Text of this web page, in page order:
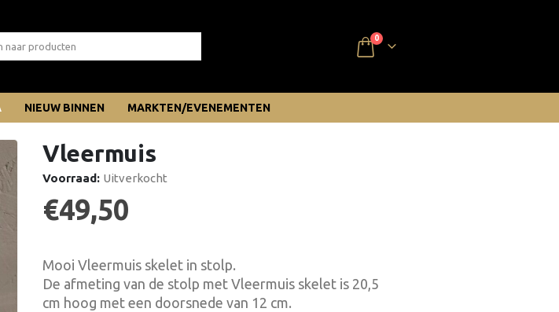
0
NIEUW BINNEN MARKTEN/EVENEMENTEN
Vleermuis
Voorraad: Uitverkocht
€49,50
Mooi Vleermuis skelet in stolp.
De afmeting van de stolp met Vleermuis skelet is 20,5
cm hoog met een doorsnede van 12 cm.